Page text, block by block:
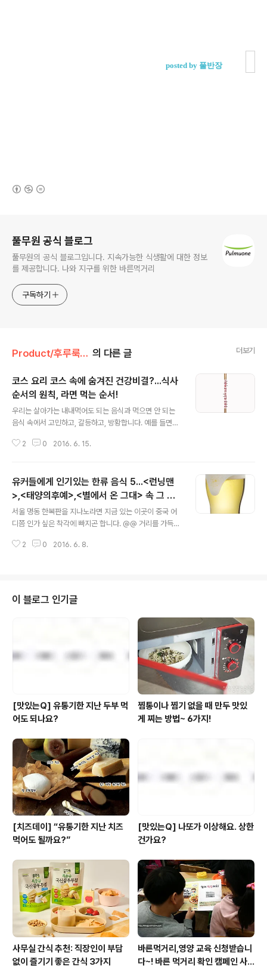
posted by 풀반장
풀무원 공식 블로그
풀무원의 공식 블로그입니다. 지속가능한 식생활에 대한 정보
를 제공합니다. 나와 지구를 위한 바른먹거리
구독하기
Product/후루룩! 라면데이 의 다른 글 더보기
코스 요리 코스 속에 숨겨진 건강비결?...식사
순서의 원칙, 라면 먹는 순서!
우리는 살아가는 내내먹어도 되는 음식과 먹으면 안 되는
음식 속에서 고민하고, 갈등하고, 방황합니다. 예를 들면?
이 듬뿍 들어간 음식은 대부분 참... 맛있습니다. ㅠㅠ 기름
중이라면,특히 식습관과 관련된 질환이 있다면먹지 말아야
할 음식으로 첫손에 꼽히는 것이 바로 이 음식들이죠. ;;; 뭔
가를 먹지 않아야 한다는 건결코 쉬운 일이 아닙니다. @
@;;; 그리하여, 살면서 가장 많이 하게 되는 말 중 하나
는“괜히 먹었어, 괜히 먹었어...흑.흑.흑!” ^^;;;; 자, 생각을
좀 바꿔볼까요? 기왕 먹을 거라면, ‘무엇을 먹을까’ ..
2 0 2016. 6. 15.
유커들에게 인기있는 한류 음식 5...<런닝맨
>,<태양의후예>,<별에서 온 그대> 속 그 음
식들!
서울 명동 한복판을 지나노라면 지금 있는 이곳이 중국 어
디쯤 인가 싶은 착각에 빠지곤 합니다. @@ 거리를 가득
국말~. 양쪽으로 쭉 늘어선 가게 점원들의 입에서도 중국
~.” (아주 맛있어요~.) 중국인들이 한국을 방문하는 이유는
한류. 한국을 방문한 중국인들이 가장 해보고 싶은 건 쇼핑
과 한국 음식 먹기! 중국인들에게 한국 음식은 드라마 덕분
에 무척이나 익숙합니다. 그 혹은 그녀들이 나온 한국 드라
마 속 먹방에 중국인들의 호기심은 더욱 상승 중~! 오늘은
외국인..
2 0 2016. 6. 8.
이 블로그 인기글
[맛있는Q] 유통기한 지난 두부 먹
어도 되나요?
찜통이나 찜기 없을 때 만두 맛있
게 찌는 방법~ 6가지!
[치즈데이] “유통기한 지난 치즈
먹어도 될까요?”
[맛있는Q] 나또가 이상해요. 상한
건가요?
사무실 간식 추천: 직장인이 부담
없이 즐기기 좋은 간식 3가지
바른먹거리,영양 교육 신청받습니
다~! 바른 먹거리 확인 캠페인 사